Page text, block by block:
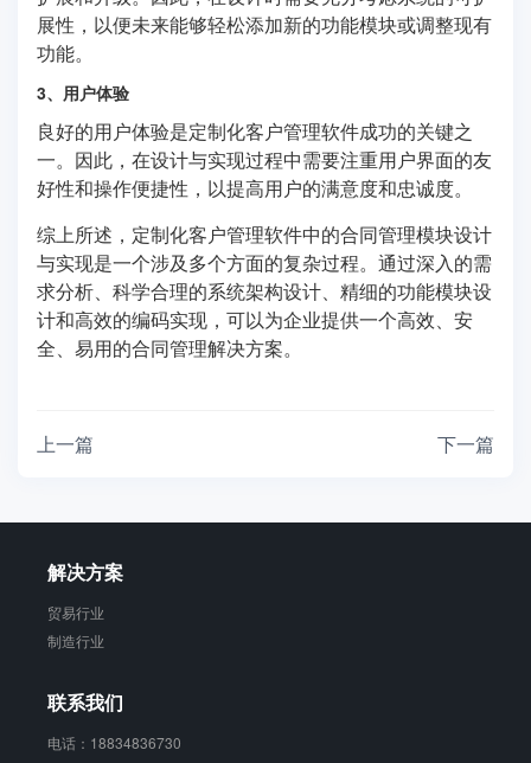
展性，以便未来能够轻松添加新的功能模块或调整现有
功能。
3、用户体验
良好的用户体验是定制化客户管理软件成功的关键之
一。因此，在设计与实现过程中需要注重用户界面的友
好性和操作便捷性，以提高用户的满意度和忠诚度。
综上所述，定制化客户管理软件中的合同管理模块设计
与实现是一个涉及多个方面的复杂过程。通过深入的需
求分析、科学合理的系统架构设计、精细的功能模块设
计和高效的编码实现，可以为企业提供一个高效、安
全、易用的合同管理解决方案。
上一篇 下一篇
解决方案
贸易行业
制造行业
联系我们
电话：18834836730